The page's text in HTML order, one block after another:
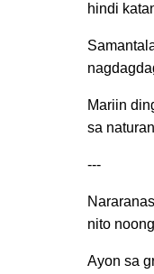
hindi
Mariin
sa
---
nito
Ayon sa